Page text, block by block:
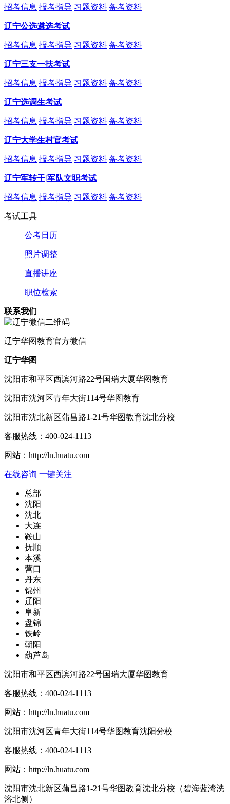
招考信息 报考指导 习题资料 备考资料
辽宁公选遴选考试
招考信息 报考指导 习题资料 备考资料
辽宁三支一扶考试
招考信息 报考指导 习题资料 备考资料
辽宁选调生考试
招考信息 报考指导 习题资料 备考资料
辽宁大学生村官考试
招考信息 报考指导 习题资料 备考资料
辽宁军转干|军队文职考试
招考信息 报考指导 习题资料 备考资料
考试工具
公考日历
照片调整
直播讲座
职位检索
联系我们
辽宁华图教育官方微信
辽宁华图
沈阳市和平区西滨河路22号国瑞大厦华图教育
沈阳市沈河区青年大街114号华图教育
沈阳市沈北新区蒲昌路1-21号华图教育沈北分校
客服热线： 400-024-1113
网站： http://ln.huatu.com
在线咨询 一键关注
总部
沈阳
沈北
大连
鞍山
抚顺
本溪
营口
丹东
锦州
辽阳
阜新
盘锦
铁岭
朝阳
葫芦岛
沈阳市和平区西滨河路22号国瑞大厦华图教育
客服热线： 400-024-1113
网站： http://ln.huatu.com
沈阳市沈河区青年大街114号华图教育沈阳分校
客服热线： 400-024-1113
网站： http://ln.huatu.com
沈阳市沈北新区蒲昌路1-21号华图教育沈北分校（碧海蓝湾洗
浴北侧）